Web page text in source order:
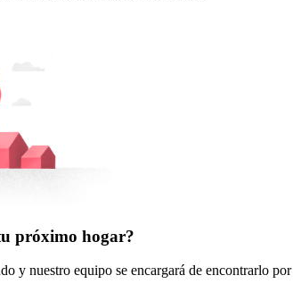
próximo hogar?
y nuestro equipo se encargará de encontrarlo